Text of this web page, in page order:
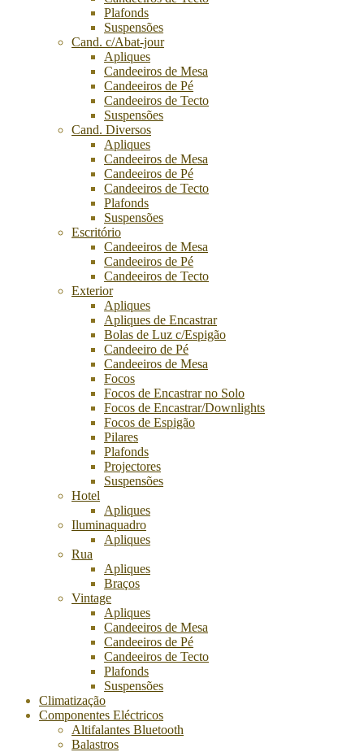
Plafonds
Suspensões
Cand. c/Abat-jour
Apliques
Candeeiros de Mesa
Candeeiros de Pé
Candeeiros de Tecto
Suspensões
Cand. Diversos
Apliques
Candeeiros de Mesa
Candeeiros de Pé
Candeeiros de Tecto
Plafonds
Suspensões
Escritório
Candeeiros de Mesa
Candeeiros de Pé
Candeeiros de Tecto
Exterior
Apliques
Apliques de Encastrar
Bolas de Luz c/Espigão
Candeeiro de Pé
Candeeiros de Mesa
Focos
Focos de Encastrar no Solo
Focos de Encastrar/Downlights
Focos de Espigão
Pilares
Plafonds
Projectores
Suspensões
Hotel
Apliques
Iluminaquadro
Apliques
Rua
Apliques
Braços
Vintage
Apliques
Candeeiros de Mesa
Candeeiros de Pé
Candeeiros de Tecto
Plafonds
Suspensões
Climatização
Componentes Eléctricos
Altifalantes Bluetooth
Balastros